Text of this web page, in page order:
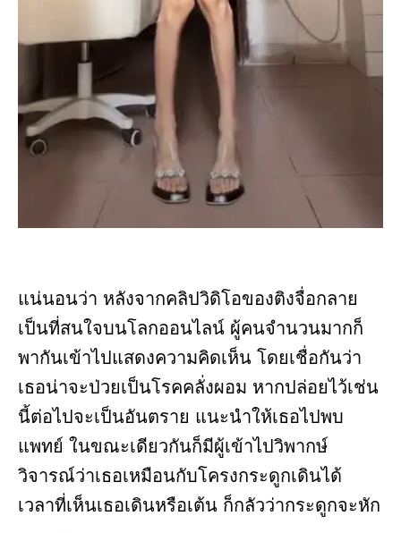
แน่นอนว่า หลังจากคลิปวิดิโอของติงจื่อกลาย
เป็นที่สนใจบนโลกออนไลน์ ผู้คนจำนวนมากก็
พากันเข้าไปแสดงความคิดเห็น โดยเชื่อกันว่า
เธอน่าจะป่วยเป็นโรคคลั่งผอม หากปล่อยไว้เช่น
นี้ต่อไปจะเป็นอันตราย แนะนำให้เธอไปพบ
แพทย์ ในขณะเดียวกันก็มีผู้เข้าไปวิพากษ์
วิจารณ์ว่าเธอเหมือนกับโครงกระดูกเดินได้
เวลาที่เห็นเธอเดินหรือเต้น ก็กลัวว่ากระดูกจะหัก